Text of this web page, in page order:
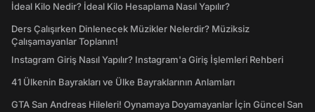
İdeal Kilo Nedir? İdeal Kilo Hesaplama Nasıl Yapılır?
Ders Çalışırken Dinlenecek Müzikler Nelerdir? Müziksiz
Çalışamayanlar Toplanın!
Instagram Giriş Nasıl Yapılır? Instagram'a Giriş İşlemleri Rehberi
41 Ülkenin Bayrakları ve Ülke Bayraklarının Anlamları
GTA San Andreas Hileleri! Oynamaya Doyamayanlar İçin Güncel San